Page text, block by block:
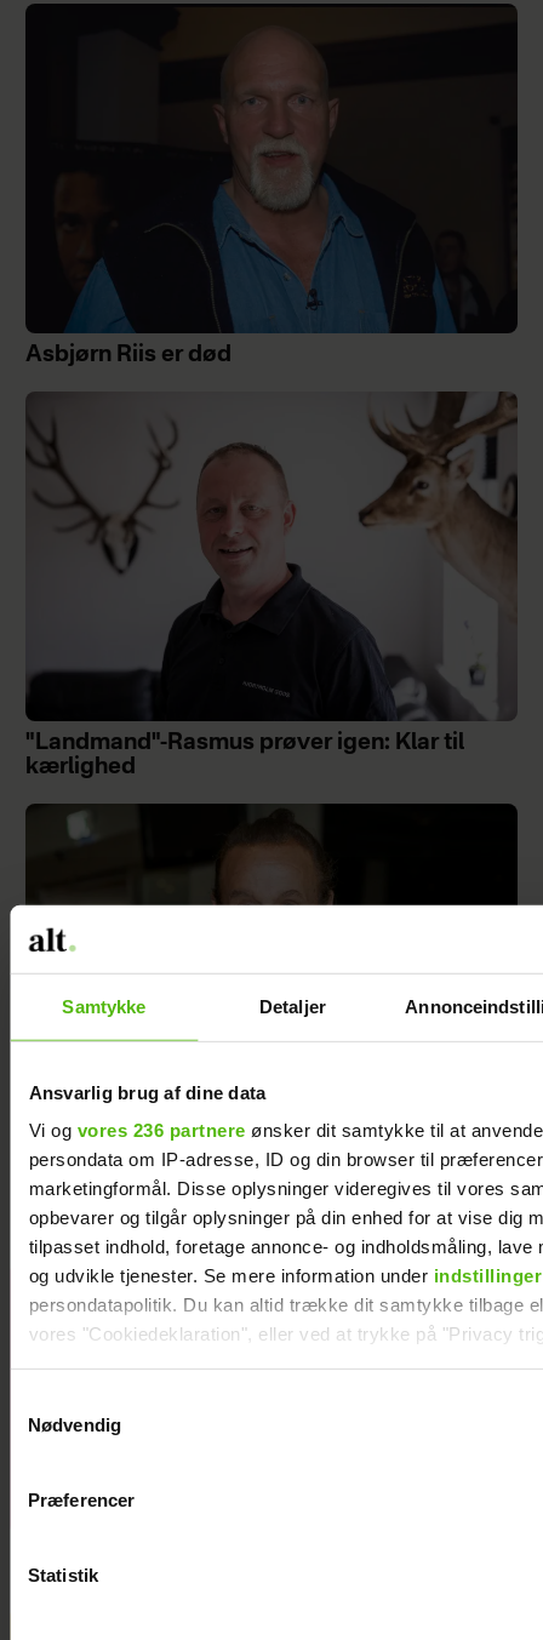
Samtykke Detaljer
Ansvarlig brug af dine data
Vi og vores 236 partnere ønsker dit samtykke til at
persondata om IP-adresse, ID og din browser til
marketingformål. Disse oplysninger videregives til vores
opbevarer og tilgår oplysninger på din enhed for at vise dig
tilpasset indhold, foretage annonce- og indholdsmåling, lave
og udvikle tjenester. Se mere information under indstillinger
persondatapolitik. Du kan altid trække dit samtykke tilbage
vores "Cookiedeklaration", eller ved at trykke på "Privacy
Vi anvender egne cookies og cookies fra tredjeparter til at
generere statistik og huske dine præferencer samt til brug
Nødvendig
Præferencer
Statistik
Asbjørn Riis er død
"Landmand"-Rasmus prøver igen: Klar til
kærlighed
Dennis Knudsen har solgt huset i Thailand
"Årgang 20"-par
har taget svær
beslutning